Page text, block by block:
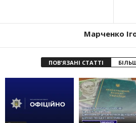
Марченко
ПОВ'ЯЗАНІ СТАТТІ